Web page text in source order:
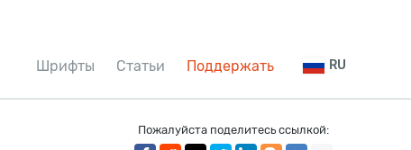
Шрифты Статьи Поддержать RU
Пожалуйста поделитесь ссылкой: